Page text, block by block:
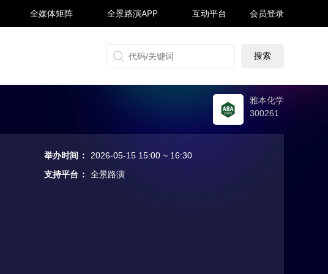
全媒体矩阵
财富号 搜狐号 同顺号 雪球号 生活号
全景路演APP 互动平台 会员登录
雅本化学
300261
举办时间 ：
2026-05-15 15:00 ~ 16:30
支持平台 ： 全景路演